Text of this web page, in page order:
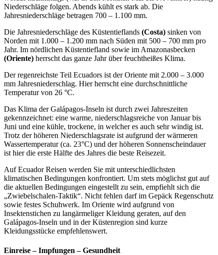
Niederschläge folgen. Abends kühlt es stark ab. Die
Jahresniederschläge betragen 700 – 1.100 mm.
Die Jahresniederschläge des Küstentieflands (Costa) sinken von
Norden mit 1.000 – 1.200 mm nach Süden mit 500 – 700 mm pro
Jahr. Im nördlichen Küstentiefland sowie im Amazonasbecken
(Oriente) herrscht das ganze Jahr über feuchtheißes Klima.
Der regenreichste Teil Ecuadors ist der Oriente mit 2.000 – 3.000
mm Jahresniederschlag. Hier herrscht eine durchschnittliche
Temperatur von 26 °C.
Das Klima der Galápagos-Inseln ist durch zwei Jahreszeiten
gekennzeichnet: eine warme, niederschlagsreiche von Januar bis
Juni und eine kühle, trockene, in welcher es auch sehr windig ist.
Trotz der höheren Niederschlagsrate ist aufgrund der wärmeren
Wassertemperatur (ca. 23°C) und der höheren Sonnenscheindauer
ist hier die erste Hälfte des Jahres die beste Reisezeit.
Auf Ecuador Reisen werden Sie mit unterschiedlichsten
klimatischen Bedingungen konfrontiert. Um stets möglichst gut auf
die aktuellen Bedingungen eingestellt zu sein, empfiehlt sich die
„Zwiebelschalen-Taktik“. Nicht fehlen darf im Gepäck Regenschutz
sowie festes Schuhwerk. Im Oriente wird aufgrund von
Insektenstichen zu langärmeliger Kleidung geraten, auf den
Galápagos-Inseln und in der Küstenregion sind kurze
Kleidungsstücke empfehlenswert.
Einreise – Impfungen – Gesundheit